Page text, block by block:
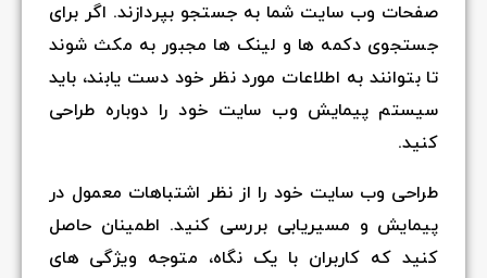
صفحات وب سایت شما به جستجو بپردازند. اگر برای
جستجوی دکمه ها و لینک ها مجبور به مکث شوند
تا بتوانند به اطلاعات مورد نظر خود دست یابند، باید
سیستم پیمایش وب سایت خود را دوباره طراحی
کنید.
طراحی وب سایت خود را از نظر اشتباهات معمول در
پیمایش و مسیریابی بررسی کنید. اطمینان حاصل
کنید که کاربران با یک نگاه، متوجه ویژگی های